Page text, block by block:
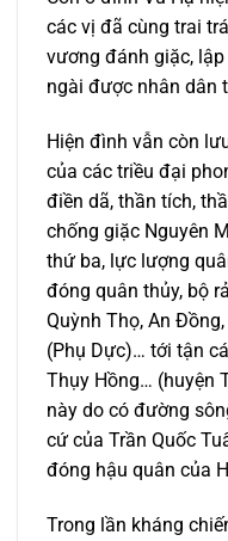
các vị đã cùng trai
vương đánh giặc,
ngài được nhân dân
Hiện đình vẫn còn
của các triều đại
điền dã, thần tích,
chống giặc Nguyên
thứ ba, lực lượng
đóng quân thủy, bộ
Quỳnh Thọ, An
(Phụ Dực)… tới tận
Thụy Hồng… (huyện
này do có đường
cứ của Trần Quốc
đóng hậu quân của
Trong lần kháng